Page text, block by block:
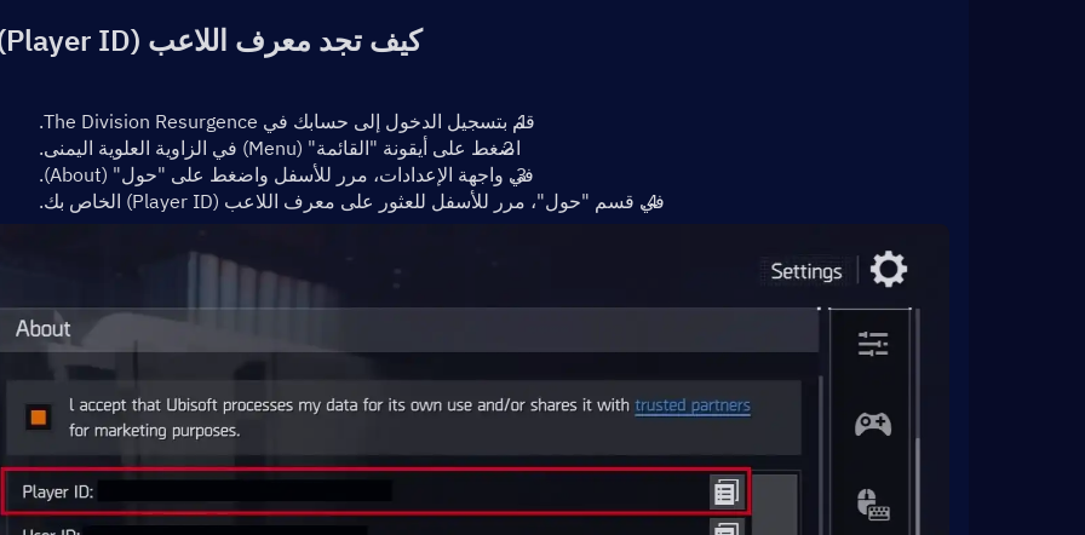
كيف تجد معرف اللاعب (Player ID)؟
قم بتسجيل الدخول إلى حسابك في The Division Resurgence.
اضغط على أيقونة "القائمة" (Menu) في الزاوية العلوية اليمنى.
في واجهة الإعدادات، مرر للأسفل واضغط على "حول" (About).
في قسم "حول"، مرر للأسفل للعثور على معرف اللاعب (Player ID) الخاص بك.